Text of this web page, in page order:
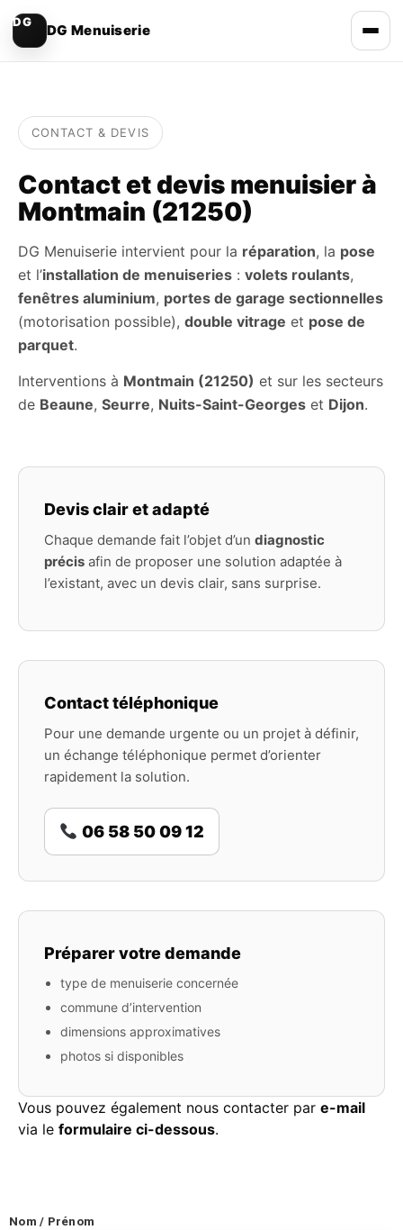
DG Menuiserie
CONTACT & DEVIS
Contact et devis menuisier à
Montmain (21250)
DG Menuiserie intervient pour la réparation, la pose
et l’installation de menuiseries : volets roulants,
fenêtres aluminium, portes de garage sectionnelles
(motorisation possible), double vitrage et pose de
parquet.
Interventions à Montmain (21250) et sur les secteurs
de Beaune, Seurre, Nuits-Saint-Georges et Dijon.
Devis clair et adapté
Chaque demande fait l’objet d’un diagnostic
précis afin de proposer une solution adaptée à
l’existant, avec un devis clair, sans surprise.
Contact téléphonique
Pour une demande urgente ou un projet à définir,
un échange téléphonique permet d’orienter
rapidement la solution.
06 58 50 09 12
Préparer votre demande
type de menuiserie concernée
commune d’intervention
dimensions approximatives
photos si disponibles
Vous pouvez également nous contacter par e-mail
via le formulaire ci-dessous.
Nom / Prénom